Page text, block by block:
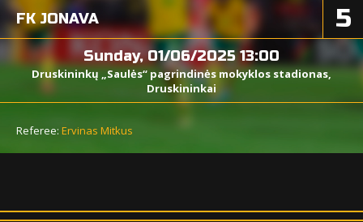
FK JONAVA 5
Sunday, 01/06/2025 13:00
Druskininkų „Saulės“ pagrindinės mokyklos stadionas,
Druskininkai
Referee: Ervinas Mitkus